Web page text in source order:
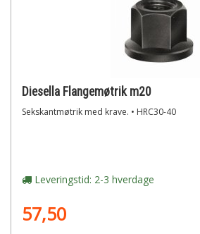
Diesella Flangemøtrik m20
Sekskantmøtrik med krave. • HRC30-40
Leveringstid: 2-3 hverdage
57,50